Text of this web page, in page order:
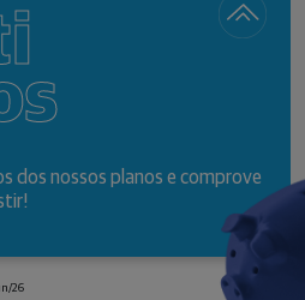
dos nossos planos e comprove
26